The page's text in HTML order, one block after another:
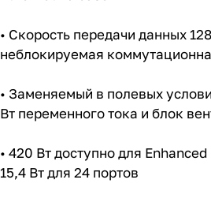
• Скорость передачи данных
неблокируемая
• Заменяемый в полевых
Вт переменного тока и блок
• 420 Вт доступно для Enhanced
15,4 Вт для 24 портов